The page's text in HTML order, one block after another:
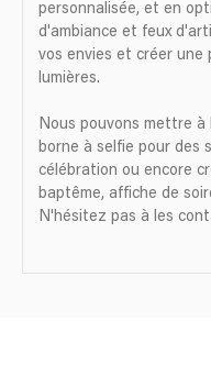
personnalisée, et en
d'ambiance et feux
vos envies et créer
lumières.
Nous pouvons mettre à
borne à selfie pour des
célébration ou encore
baptême, affiche de
N'hésitez pas à les